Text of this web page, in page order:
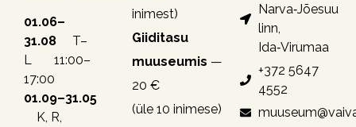
01.06–
31.08 T–
L 11:00–
17:00
01.09–31.05
K, R,
inimest)
Giiditasu
muuseumis —
20 €
(üle 10 inimese)
Narva‑Jõesuu
linn,
Ida‑Virumaa
+372 5647
4552